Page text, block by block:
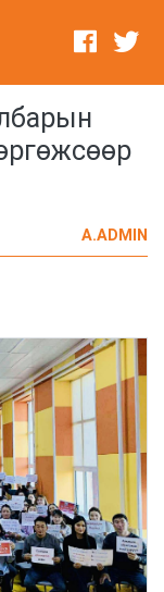
A.ADMIN